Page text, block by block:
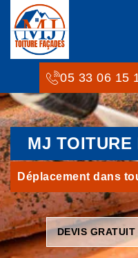
05 33 06 15
MJ TOITURE
Déplacement dans
DEVIS GRATUIT